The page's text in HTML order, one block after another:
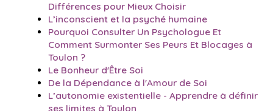
Différences pour Mieux Choisir
L’inconscient et la psyché humaine
Pourquoi Consulter Un Psychologue Et
Comment Surmonter Ses Peurs Et Blocages à
Toulon ?
Le Bonheur d'Être Soi
De la Dépendance à l'Amour de Soi
L’autonomie existentielle - Apprendre à définir
ses limites à Toulon